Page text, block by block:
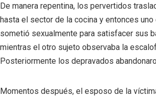
De manera repentina, los pervertidos
hasta el sector de la cocina y entonces
sometió sexualmente para satisfacer sus
mientras el otro sujeto observaba la
Posteriormente los depravados
Momentos después, el esposo de la